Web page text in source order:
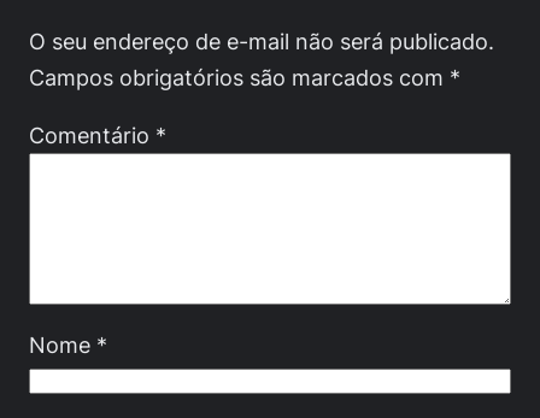
O seu endereço de e-mail não será publicado.
Campos obrigatórios são marcados com *
Comentário *
Nome *